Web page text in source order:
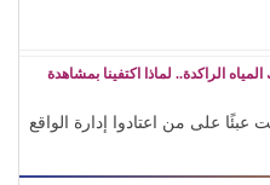
الراكدة.. لماذا اكتفينا بمشاهدة
عبئًا على من اعتادوا إدارة الواقع